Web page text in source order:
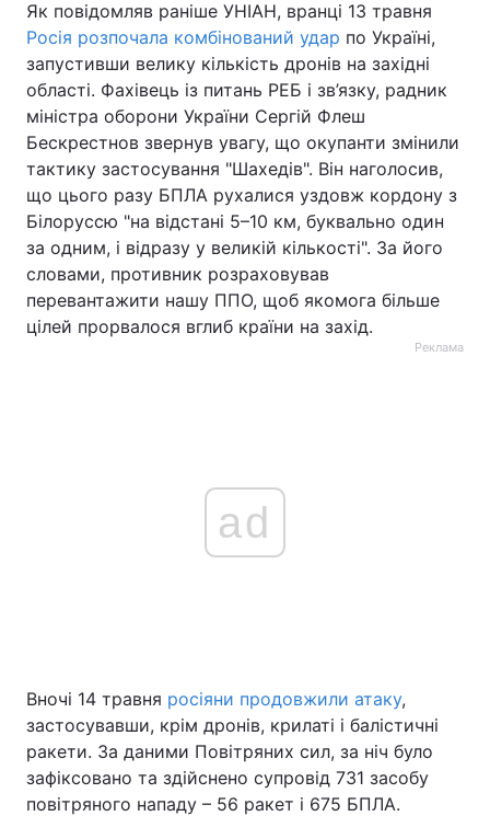
Як повідомляв раніше УНІАН, вранці 13 травня
Росія розпочала комбінований удар по Україні,
запустивши велику кількість дронів на західні
області. Фахівець із питань РЕБ і зв’язку, радник
міністра оборони України Сергій Флеш
Бескрестнов звернув увагу, що окупанти змінили
тактику застосування "Шахедів". Він наголосив,
що цього разу БПЛА рухалися уздовж кордону з
Білоруссю "на відстані 5–10 км, буквально один
за одним, і відразу у великій кількості". За його
словами, противник розраховував
перевантажити нашу ППО, щоб якомога більше
цілей прорвалося вглиб країни на захід.
Реклама
ad
Вночі 14 травня росіяни продовжили атаку,
застосувавши, крім дронів, крилаті і балістичні
ракети. За даними Повітряних сил, за ніч було
зафіксовано та здійснено супровід 731 засобу
повітряного нападу – 56 ракет і 675 БПЛА.